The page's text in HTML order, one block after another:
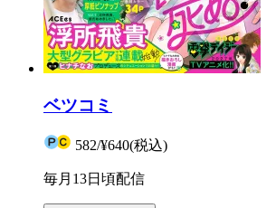
ベツコミ
582/¥640(税込)
毎月13日頃配信